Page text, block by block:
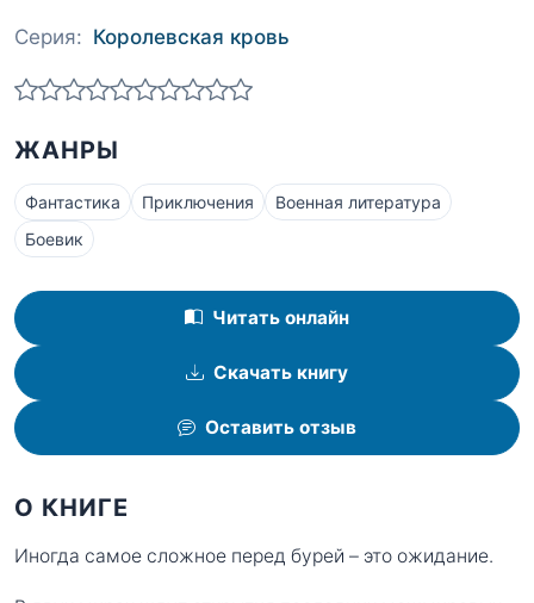
Серия: Королевская кровь
ЖАНРЫ
Фантастика Приключения
Военная литература
Боевик
Читать онлайн
Скачать книгу
Оставить отзыв
О КНИГЕ
Иногда самое сложное перед бурей – это ожидание.